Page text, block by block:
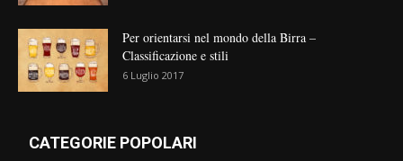
Per orientarsi nel mondo della Birra –
Classificazione e stili
6 Luglio 2017
CATEGORIE POPOLARI